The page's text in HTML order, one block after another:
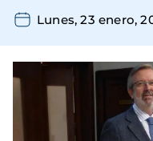
Lunes, 23 enero,